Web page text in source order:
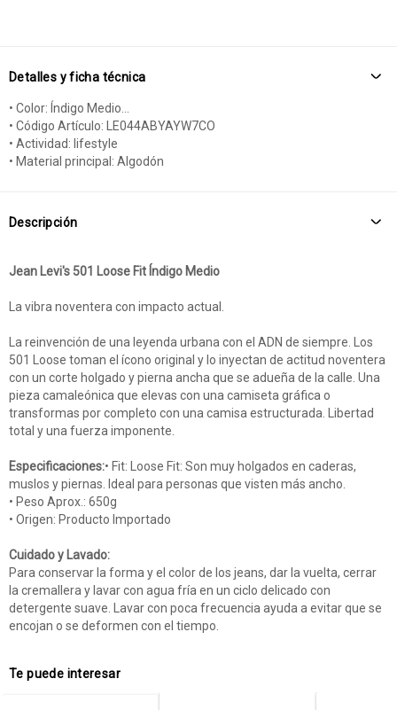
Detalles y ficha técnica
• Color: Índigo Medio...
• Código Artículo: LE044ABYAYW7CO
• Actividad: lifestyle
• Material principal: Algodón
Descripción
Jean Levi's 501 Loose Fit Índigo Medio
La vibra noventera con impacto actual.
La reinvención de una leyenda urbana con el ADN de siempre. Los
501 Loose toman el ícono original y lo inyectan de actitud noventera
con un corte holgado y pierna ancha que se adueña de la calle. Una
pieza camaleónica que elevas con una camiseta gráfica o
transformas por completo con una camisa estructurada. Libertad
total y una fuerza imponente.
Especificaciones:• Fit: Loose Fit: Son muy holgados en caderas,
muslos y piernas. Ideal para personas que visten más ancho.
• Peso Aprox.: 650g
• Origen: Producto Importado
Cuidado y Lavado:
Para conservar la forma y el color de los jeans, dar la vuelta, cerrar
la cremallera y lavar con agua fría en un ciclo delicado con
detergente suave. Lavar con poca frecuencia ayuda a evitar que se
encojan o se deformen con el tiempo.
Te puede interesar